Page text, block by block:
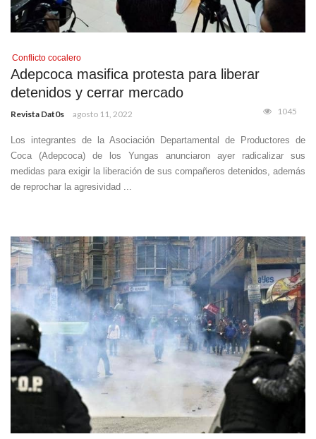
Conflicto cocalero
Adepcoca masifica protesta para liberar
detenidos y cerrar mercado
Revista Dat0s agosto 11, 2022 1045
Los integrantes de la Asociación Departamental de Productores de
Coca (Adepcoca) de los Yungas anunciaron ayer radicalizar sus
medidas para exigir la liberación de sus compañeros detenidos, además
de reprochar la agresividad ...